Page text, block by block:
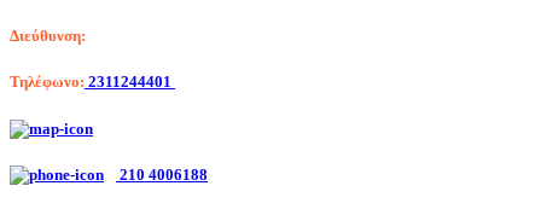
Διεύθυνση:
Τηλέφωνο: 2311244401
210 4006188